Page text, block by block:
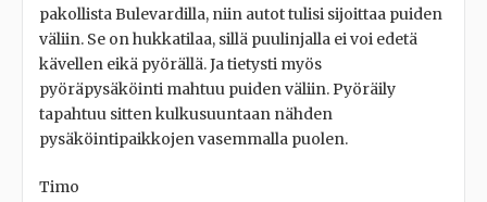
pakollista Bulevardilla, niin autot tulisi sijoittaa puiden
väliin. Se on hukkatilaa, sillä puulinjalla ei voi edetä
kävellen eikä pyörällä. Ja tietysti myös
pyöräpysäköinti mahtuu puiden väliin. Pyöräily
tapahtuu sitten kulkusuuntaan nähden
pysäköintipaikkojen vasemmalla puolen.
Timo